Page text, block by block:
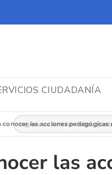
CIUDADANÍA
Buscar:
conocer las acciones
las